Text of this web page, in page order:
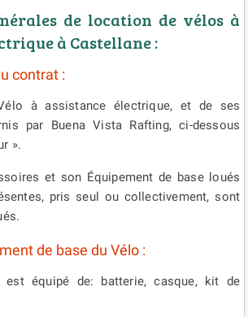
de location de vélos à
à Castellane :
contrat :
à assistance électrique, et de ses
par Buena Vista Rafting, ci-dessous
».
et son Équipement de base loués
pris seul ou collectivement, sont
de base du Vélo :
est équipé de: batterie, casque, kit de